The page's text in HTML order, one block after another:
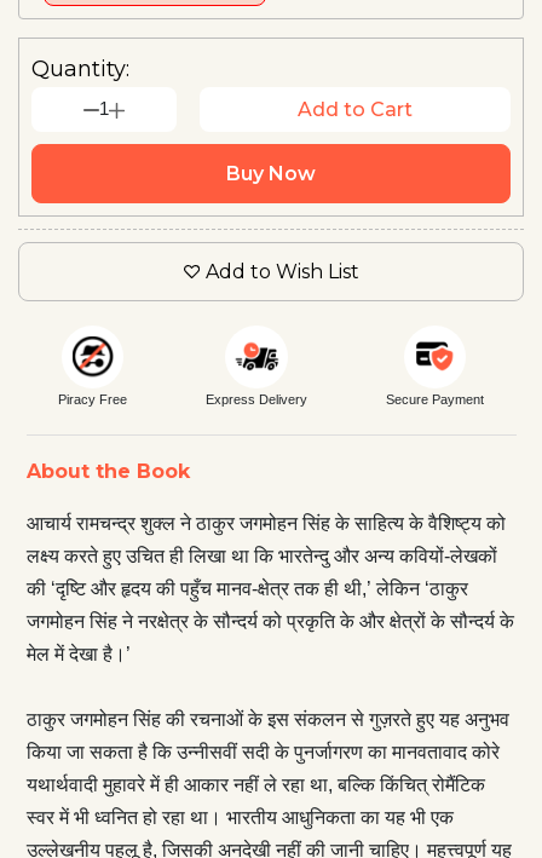
Quantity:
1 Add to Cart
Buy Now
Add to Wish List
Piracy Free Express Delivery Secure Payment
About the Book
आचार्य रामचन्द्र शुक्ल ने ठाकुर जगमोहन सिंह के साहित्य के वैशिष्ट्य को
लक्ष्य करते हुए उचित ही लिखा था कि भारतेन्दु और अन्य कवियों-लेखकों
की ‘दृष्टि और हृदय की पहुँच मानव-क्षेत्र तक ही थी,’ लेकिन ‘ठाकुर
जगमोहन सिंह ने नरक्षेत्र के सौन्दर्य को प्रकृति के और क्षेत्रों के सौन्दर्य के
मेल में देखा है।’
ठाकुर जगमोहन सिंह की रचनाओं के इस संकलन से गुज़रते हुए यह अनुभव
किया जा सकता है कि उन्नीसवीं सदी के पुनर्जागरण का मानवतावाद कोरे
यथार्थवादी मुहावरे में ही आकार नहीं ले रहा था, बल्कि किंचित् रोमैंटिक
स्वर में भी ध्वनित हो रहा था। भारतीय आधुनिकता का यह भी एक
उल्लेखनीय पहलू है, जिसकी अनदेखी नहीं की जानी चाहिए। महत्त्वपूर्ण यह